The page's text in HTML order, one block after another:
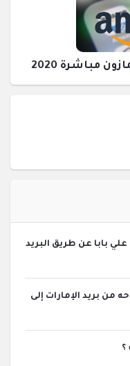
مباشرة 2020
علي بابا عن طريق البريد
بريد الإمارات إلى